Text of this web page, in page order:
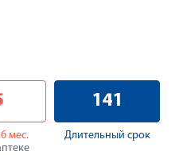
мес.
141
Длительный срок